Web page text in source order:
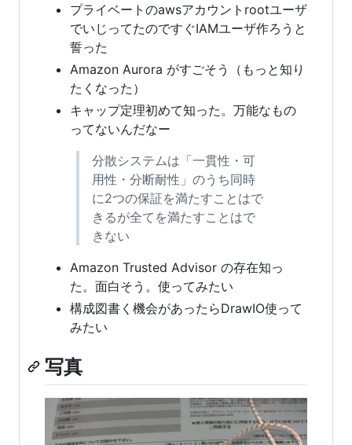
プライベートのawsアカウントrootユーザ
でいじってたのですぐIAMユーザ作ろうと
誓った
Amazon Aurora がすごそう（もっと知り
たくなった）
キャップ定理初めて知った。万能なもの
ってないんだなー
分散システムは「一貫性・可
用性・分断耐性」のうち同時
に2つの保証を満たすことはで
きるが全てを満たすことはで
きない
Amazon Trusted Advisor の存在知っ
た。面白そう。使ってみたい
構成図書く機会があったらDrawIO使って
みたい
写真